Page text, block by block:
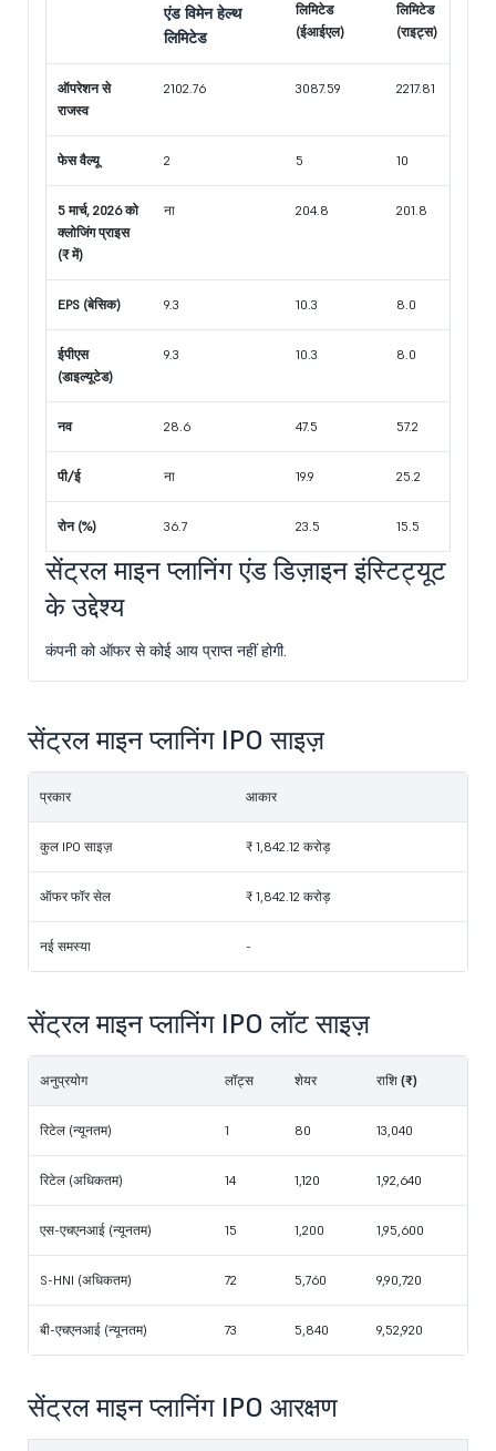
एंड विमेन हेल्थ
लिमिटेड
लिमिटेड
(ईआईएल)
लिमिटेड
(राइट्स)
ऑपरेशन से
राजस्व
2102.76 3087.59 2217.81
फेस वैल्यू 2 5 10
5 मार्च, 2026 को
क्लोजिंग प्राइस
(₹ में)
ना 204.8 201.8
EPS (बेसिक) 9.3 10.3 8.0
ईपीएस
(डाइल्यूटेड)
9.3 10.3 8.0
नव 28.6 47.5 57.2
पी/ई ना 19.9 25.2
रोन (%) 36.7 23.5 15.5
सेंट्रल माइन प्लानिंग एंड डिज़ाइन इंस्टिट्यूट
के उद्देश्य
कंपनी को ऑफर से कोई आय प्राप्त नहीं होगी.
सेंट्रल माइन प्लानिंग IPO साइज़
प्रकार आकार
कुल IPO साइज़ ₹ 1,842.12 करोड़
ऑफर फॉर सेल ₹ 1,842.12 करोड़
नई समस्या -
सेंट्रल माइन प्लानिंग IPO लॉट साइज़
अनुप्रयोग लॉट्स शेयर राशि (₹)
रिटेल (न्यूनतम) 1 80 13,040
रिटेल (अधिकतम) 14 1,120 1,92,640
एस-एचएनआई (न्यूनतम) 15 1,200 ‬1,95,600
S-HNI (अधिकतम) 72 5,760 9,90,720
बी-एचएनआई (न्यूनतम) 73 5,840 9,52,920
सेंट्रल माइन प्लानिंग IPO आरक्षण